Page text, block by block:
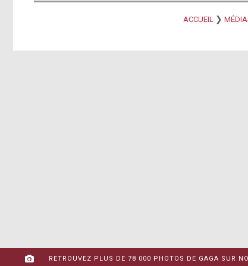
ACCUEIL❯
RETROUVEZ PLUS DE 78 000 PHOTOS DE GAGA SUR